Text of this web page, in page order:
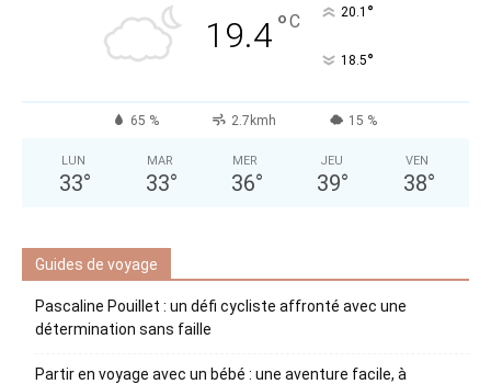
19.4°C 20.1 °
18.5°
65 % 2.7kmh 15 %
LUN
33°
MAR
33°
MER
36°
JEU
39°
VEN
38°
Guides de voyage
Pascaline Pouillet : un défi cycliste affronté avec une
détermination sans faille
Partir en voyage avec un bébé : une aventure facile, à